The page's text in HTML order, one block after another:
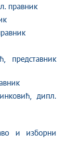
правник
дипл.
и изборни